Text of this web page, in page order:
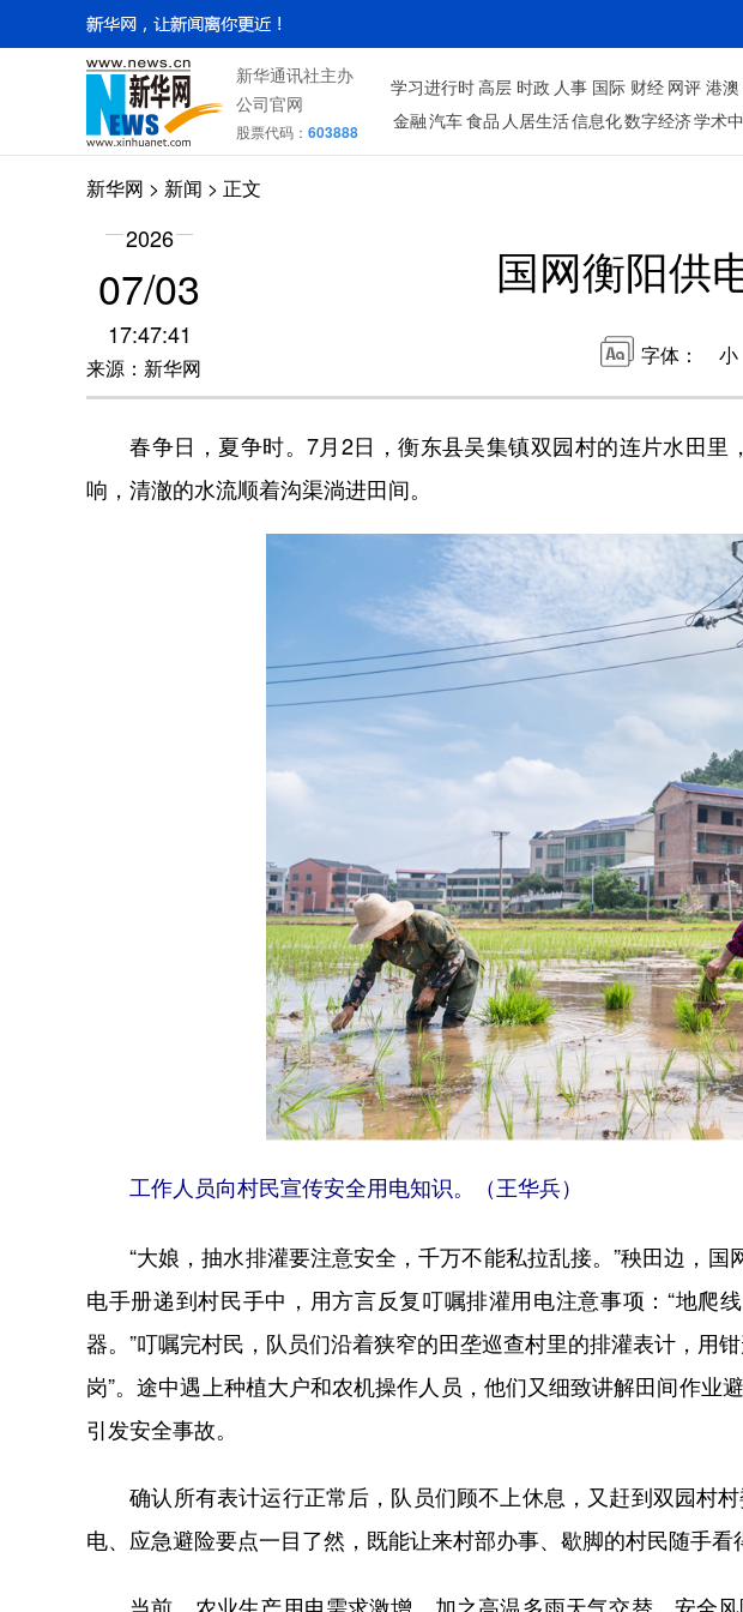
新华通讯社主办
公司官网
股票代码： 603888
学习进行时高层 时政 人事 国际 财经 网评 港澳
金融汽车食品 人居生活信息化数字经济学术
新华网 > 新闻 > 正文
2026
07/03
17:47:41
来源：新华网
国网衡阳供
字体： 小
春争日，夏争时。7月2日，衡东县吴集镇双园村的连片水田里
响，清澈的水流顺着沟渠淌进田间。
工作人员向村民宣传安全用电知识。（王华兵）
“大娘，抽水排灌要注意安全，千万不能私拉乱接。”秧田边，国
电手册递到村民手中，用方言反复叮嘱排灌用电注意事项：“地
器。”叮嘱完村民，队员们沿着狭窄的田垄巡查村里的排灌表计，用
岗”。途中遇上种植大户和农机操作人员，他们又细致讲解田间作
引发安全事故。
确认所有表计运行正常后，队员们顾不上休息，又赶到双园村
电、应急避险要点一目了然，既能让来村部办事、歇脚的村民随手